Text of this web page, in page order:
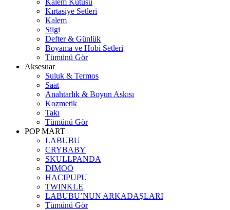
Kalem Kutusu
Kırtasiye Setleri
Kalem
Silgi
Defter & Günlük
Boyama ve Hobi Setleri
Tümünü Gör
Aksesuar
Suluk & Termos
Saat
Anahtarlık & Boyun Askısı
Kozmetik
Takı
Tümünü Gör
POP MART
LABUBU
CRYBABY
SKULLPANDA
DIMOO
HACIPUPU
TWINKLE
LABUBU’NUN ARKADAŞLARI
Tümünü Gör